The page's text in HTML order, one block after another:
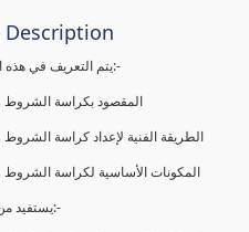
Description
يتم التعريف في هذه الدورة بالآتي:-
المقصود بكراسة الشروط
الطريقة الفنية لإعداد كراسة
المكونات الأساسية لكراسة الشروط
يستفيد من هذه الدورة:-